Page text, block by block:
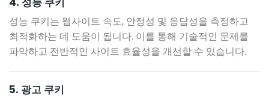
성능 쿠키는 웹사이트 속도, 안정성 및 응답성을 측정하고
최적화하는 데 도움이 됩니다. 이를 통해 기술적인 문제를
파악하고 전반적인 사이트 효율성을 개선할 수 있습니다.
5. 광고 쿠키